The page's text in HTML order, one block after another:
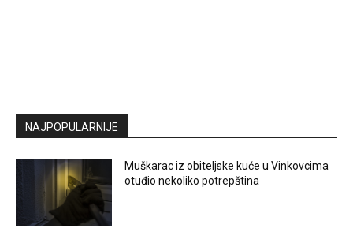
NAJPOPULARNIJE
Muškarac iz obiteljske kuće u Vinkovcima
otuđio nekoliko potrepština